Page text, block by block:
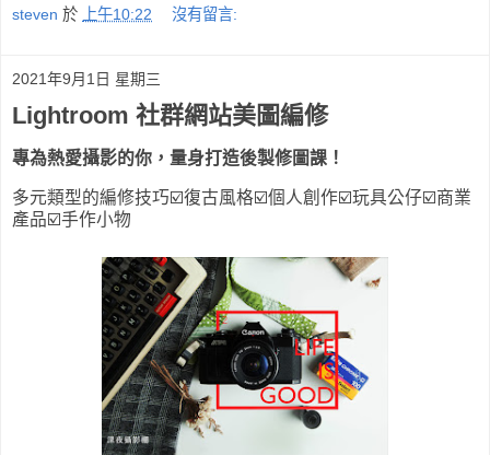
steven 於 上午10:22 沒有留言:
2021年9月1日 星期三
Lightroom 社群網站美圖編修
專為熱愛攝影的你，量身打造後製修圖課！
多元類型的編修技巧☑️復古風格☑️個人創作☑️玩具公仔☑️商業
產品☑️手作小物